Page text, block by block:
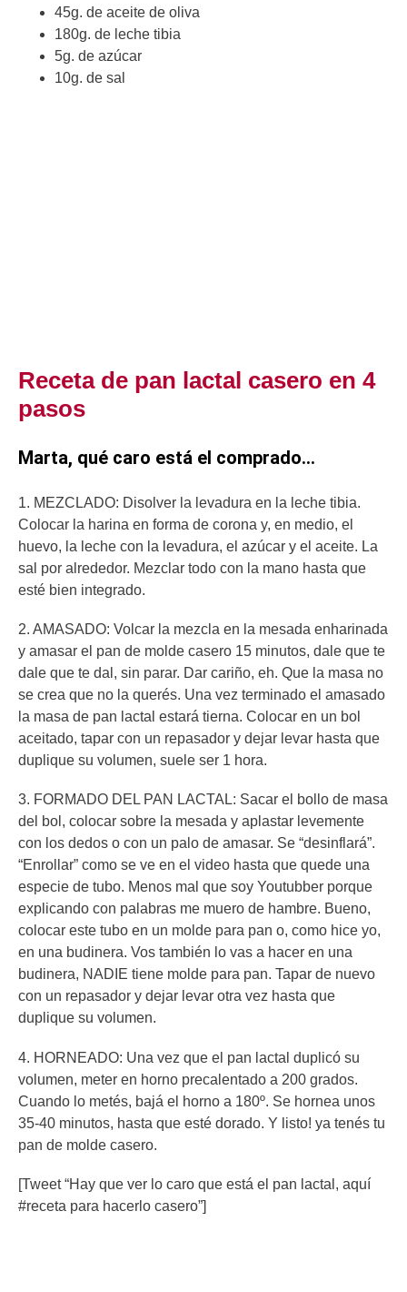
45g. de aceite de oliva
180g. de leche tibia
5g. de azúcar
10g. de sal
Receta de pan lactal casero en 4
pasos
Marta, qué caro está el comprado…
1. MEZCLADO: Disolver la levadura en la leche tibia.
Colocar la harina en forma de corona y, en medio, el
huevo, la leche con la levadura, el azúcar y el aceite. La
sal por alrededor. Mezclar todo con la mano hasta que
esté bien integrado.
2. AMASADO: Volcar la mezcla en la mesada enharinada
y amasar el pan de molde casero 15 minutos, dale que te
dale que te dal, sin parar. Dar cariño, eh. Que la masa no
se crea que no la querés. Una vez terminado el amasado
la masa de pan lactal estará tierna. Colocar en un bol
aceitado, tapar con un repasador y dejar levar hasta que
duplique su volumen, suele ser 1 hora.
3. FORMADO DEL PAN LACTAL: Sacar el bollo de masa
del bol, colocar sobre la mesada y aplastar levemente
con los dedos o con un palo de amasar. Se “desinflará”.
“Enrollar” como se ve en el video hasta que quede una
especie de tubo. Menos mal que soy Youtubber porque
explicando con palabras me muero de hambre. Bueno,
colocar este tubo en un molde para pan o, como hice yo,
en una budinera. Vos también lo vas a hacer en una
budinera, NADIE tiene molde para pan. Tapar de nuevo
con un repasador y dejar levar otra vez hasta que
duplique su volumen.
4. HORNEADO: Una vez que el pan lactal duplicó su
volumen, meter en horno precalentado a 200 grados.
Cuando lo metés, bajá el horno a 180º. Se hornea unos
35-40 minutos, hasta que esté dorado. Y listo! ya tenés tu
pan de molde casero.
[Tweet “Hay que ver lo caro que está el pan lactal, aquí
#receta para hacerlo casero”]